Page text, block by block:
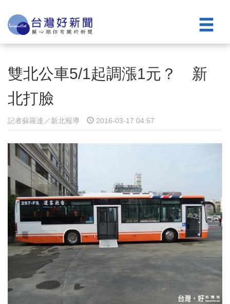
雙北公車5/1起調漲1元？ 新
北打臉
記者蘇羅達／新北報導 2016-03-17 04:57